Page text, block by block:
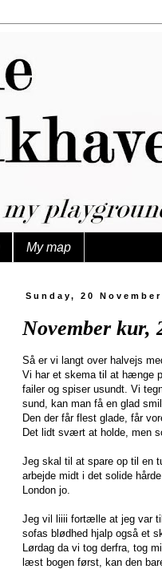
My map
Sunday, 20 November
November kur,
Så er vi langt over halvejs
Vi har et skema til at hænge
failer og spiser usundt. Vi
sund, kan man få en glad
Den der får flest glade, får
Det lidt svært at holde, men
Jeg skal til at spare op til en
arbejde midt i det solide
London jo.
Jeg vil liiii fortælle at jeg var
sofas blødhed hjalp også et
Lørdag da vi tog derfra, tog
læst bogen først, kan den